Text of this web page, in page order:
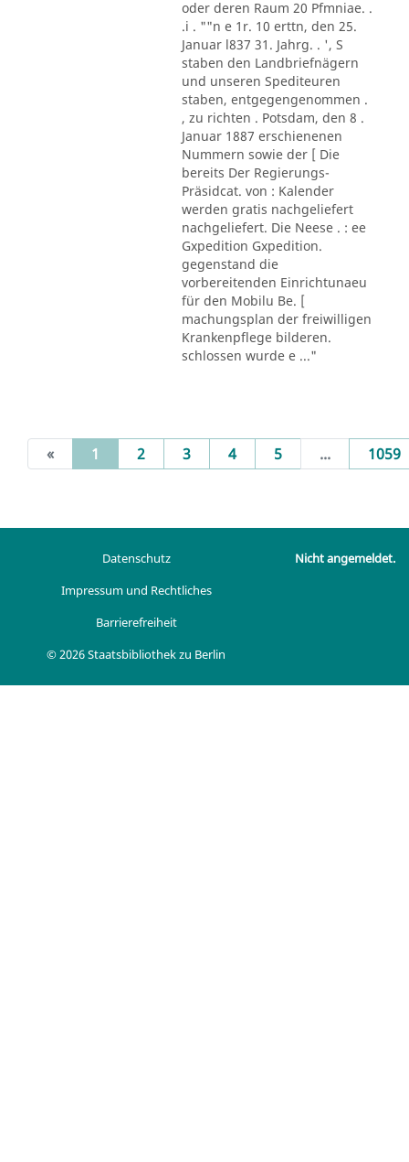
oder deren Raum 20 Pfmniae. .
.i . ""n e 1r. 10 erttn, den 25.
Januar l837 31. Jahrg. . ', S
staben den Landbriefnägern
und unseren Spediteuren
staben, entgegengenommen .
, zu richten . Potsdam, den 8 .
Januar 1887 erschienenen
Nummern sowie der [ Die
bereits Der Regierungs-
Präsidcat. von : Kalender
werden gratis nachgeliefert
nachgeliefert. Die Neese . : ee
Gxpedition Gxpedition.
gegenstand die
vorbereitenden Einrichtunaeu
für den Mobilu Be. [
machungsplan der freiwilligen
Krankenpflege bilderen.
schlossen wurde e ..."
« 1 (current)
2 3 4 5 ... 1059
Datenschutz
Impressum und Rechtliches
Barrierefreiheit
© 2026 Staatsbibliothek zu Berlin
Nicht angemeldet.